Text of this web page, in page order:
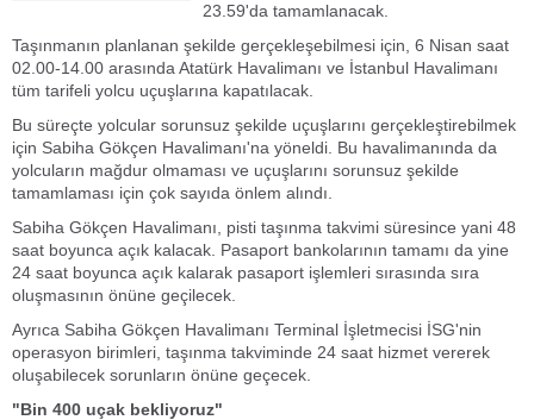
23.59'da tamamlanacak.
Taşınmanın planlanan şekilde gerçekleşebilmesi için, 6 Nisan saat
02.00-14.00 arasında Atatürk Havalimanı ve İstanbul Havalimanı
tüm tarifeli yolcu uçuşlarına kapatılacak.
Bu süreçte yolcular sorunsuz şekilde uçuşlarını gerçekleştirebilmek
için Sabiha Gökçen Havalimanı'na yöneldi. Bu havalimanında da
yolcuların mağdur olmaması ve uçuşlarını sorunsuz şekilde
tamamlaması için çok sayıda önlem alındı.
Sabiha Gökçen Havalimanı, pisti taşınma takvimi süresince yani 48
saat boyunca açık kalacak. Pasaport bankolarının tamamı da yine
24 saat boyunca açık kalarak pasaport işlemleri sırasında sıra
oluşmasının önüne geçilecek.
Ayrıca Sabiha Gökçen Havalimanı Terminal İşletmecisi İSG'nin
operasyon birimleri, taşınma takviminde 24 saat hizmet vererek
oluşabilecek sorunların önüne geçecek.
"Bin 400 uçak bekliyoruz"